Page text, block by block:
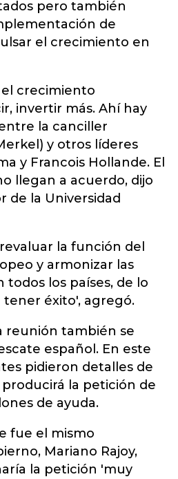
pero también
de
el crecimiento en
crecimiento
invertir más. Ahí hay
la canciller
y otros líderes
y Francois Hollande. El
llegan a acuerdo, dijo
de la Universidad
la función del
y armonizar las
todos los países, de lo
tener éxito', agregó.
reunión también se
español. En este
pidieron detalles de
la petición de
de ayuda.
fue el mismo
Mariano Rajoy,
la petición 'muy